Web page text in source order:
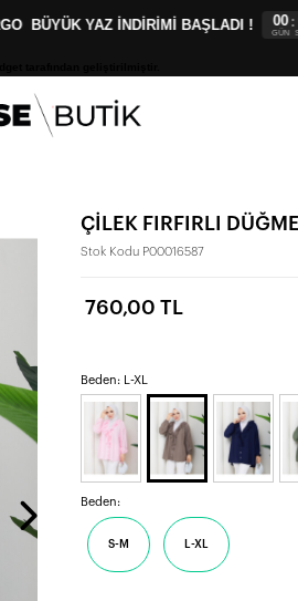
BÜYÜK YAZ İNDİRİMİ BAŞLADI ! 00 00
SAAT
:
ÇİLEK FIRFIRLI
Stok Kodu P00016587
760,00 TL
Beden: L-XL
Beden:
S-M L-XL